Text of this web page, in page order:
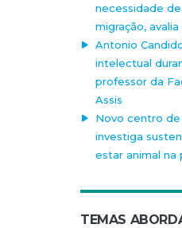
necessidade
migração,
Antonio
intelectual
professor da
Assis
Novo centro de
investiga
estar animal na
TEMAS